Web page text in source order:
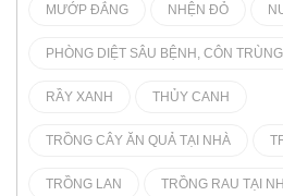
MƯỚP ĐẮNG NHỆN ĐỎ
PHÒNG DIỆT SÂU BỆNH, CÔN
RẦY XANH THỦY CANH
TRỒNG CÂY ĂN QUẢ TẠI NHÀ
TRỒNG LAN TRỒNG RAU TẠI